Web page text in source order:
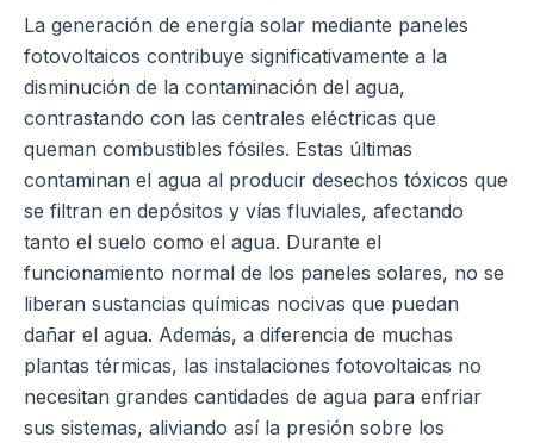
La generación de energía solar mediante paneles
fotovoltaicos contribuye significativamente a la
disminución de la contaminación del agua,
contrastando con las centrales eléctricas que
queman combustibles fósiles. Estas últimas
contaminan el agua al producir desechos tóxicos que
se filtran en depósitos y vías fluviales, afectando
tanto el suelo como el agua. Durante el
funcionamiento normal de los paneles solares, no se
liberan sustancias químicas nocivas que puedan
dañar el agua. Además, a diferencia de muchas
plantas térmicas, las instalaciones fotovoltaicas no
necesitan grandes cantidades de agua para enfriar
sus sistemas, aliviando así la presión sobre los